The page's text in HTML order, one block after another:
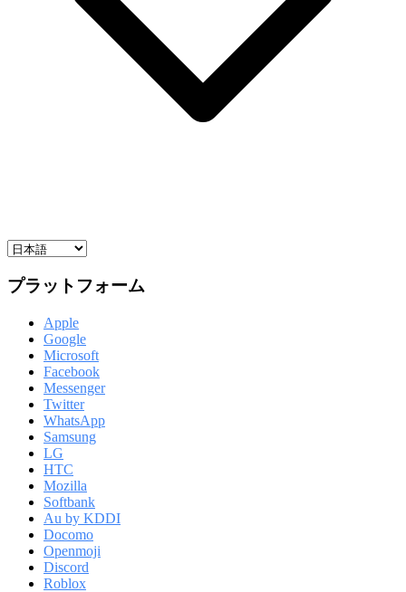
プラットフォーム
Apple
Google
Microsoft
Facebook
Messenger
Twitter
WhatsApp
Samsung
LG
HTC
Mozilla
Softbank
Au by KDDI
Docomo
Openmoji
Discord
Roblox